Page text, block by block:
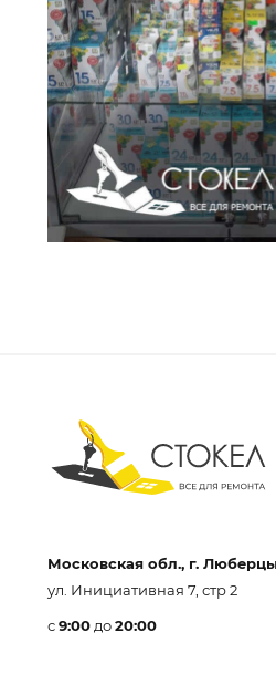
Московская обл., г.
ул. Инициативная 7, стр 2
с9:00 до20:00